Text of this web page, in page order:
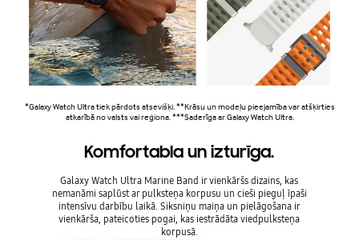
*Galaxy Watch Ultra tiek pārdots atsevišķi. **Krāsu un modeļu pieejamība var atšķirties
atkarībā no valsts vai reģiona. ***Saderīga ar Galaxy Watch Ultra.
Komfortabla un izturīga.
Galaxy Watch Ultra Marine Band ir vienkāršs dizains, kas
nemanāmi saplūst ar pulksteņa korpusu un cieši pieguļ īpaši
intensīvu darbību laikā. Siksniņu maiņa un pielāgošana ir
vienkārša, pateicoties pogai, kas iestrādāta viedpulksteņa
korpusā.